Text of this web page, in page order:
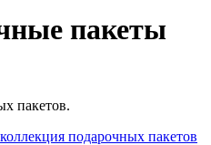
пакеты
пакетов.
коллекция подарочных пакетов